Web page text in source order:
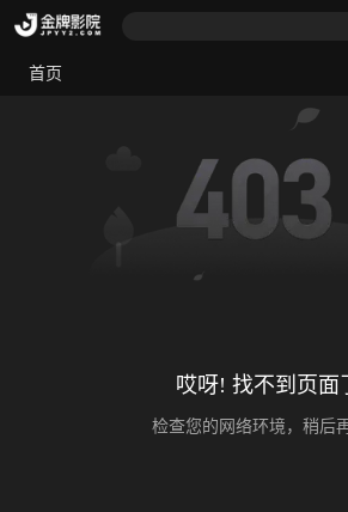
首页
哎呀! 找不到页面
检查您的网络环境，稍后